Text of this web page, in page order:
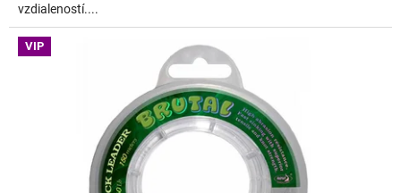
vzdialeností....
VIP